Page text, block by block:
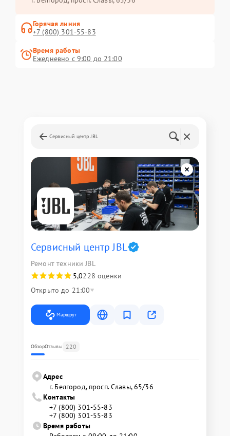
Горячая линия
+7 (800) 301-55-83
Время работы
Ежедневно с 9:00 до 21:00
Сервисный центр JBL
Сервисный центр JBL
Ремонт техники JBL
5,0228 оценки
Открыто до 21:00
Маршрут
ОбзорОтзывы 220
Адрес
г. Белгород, просп. Славы, 65/36
Контакты
+7 (800) 301-55-83
+7 (800) 301-55-83
Время работы